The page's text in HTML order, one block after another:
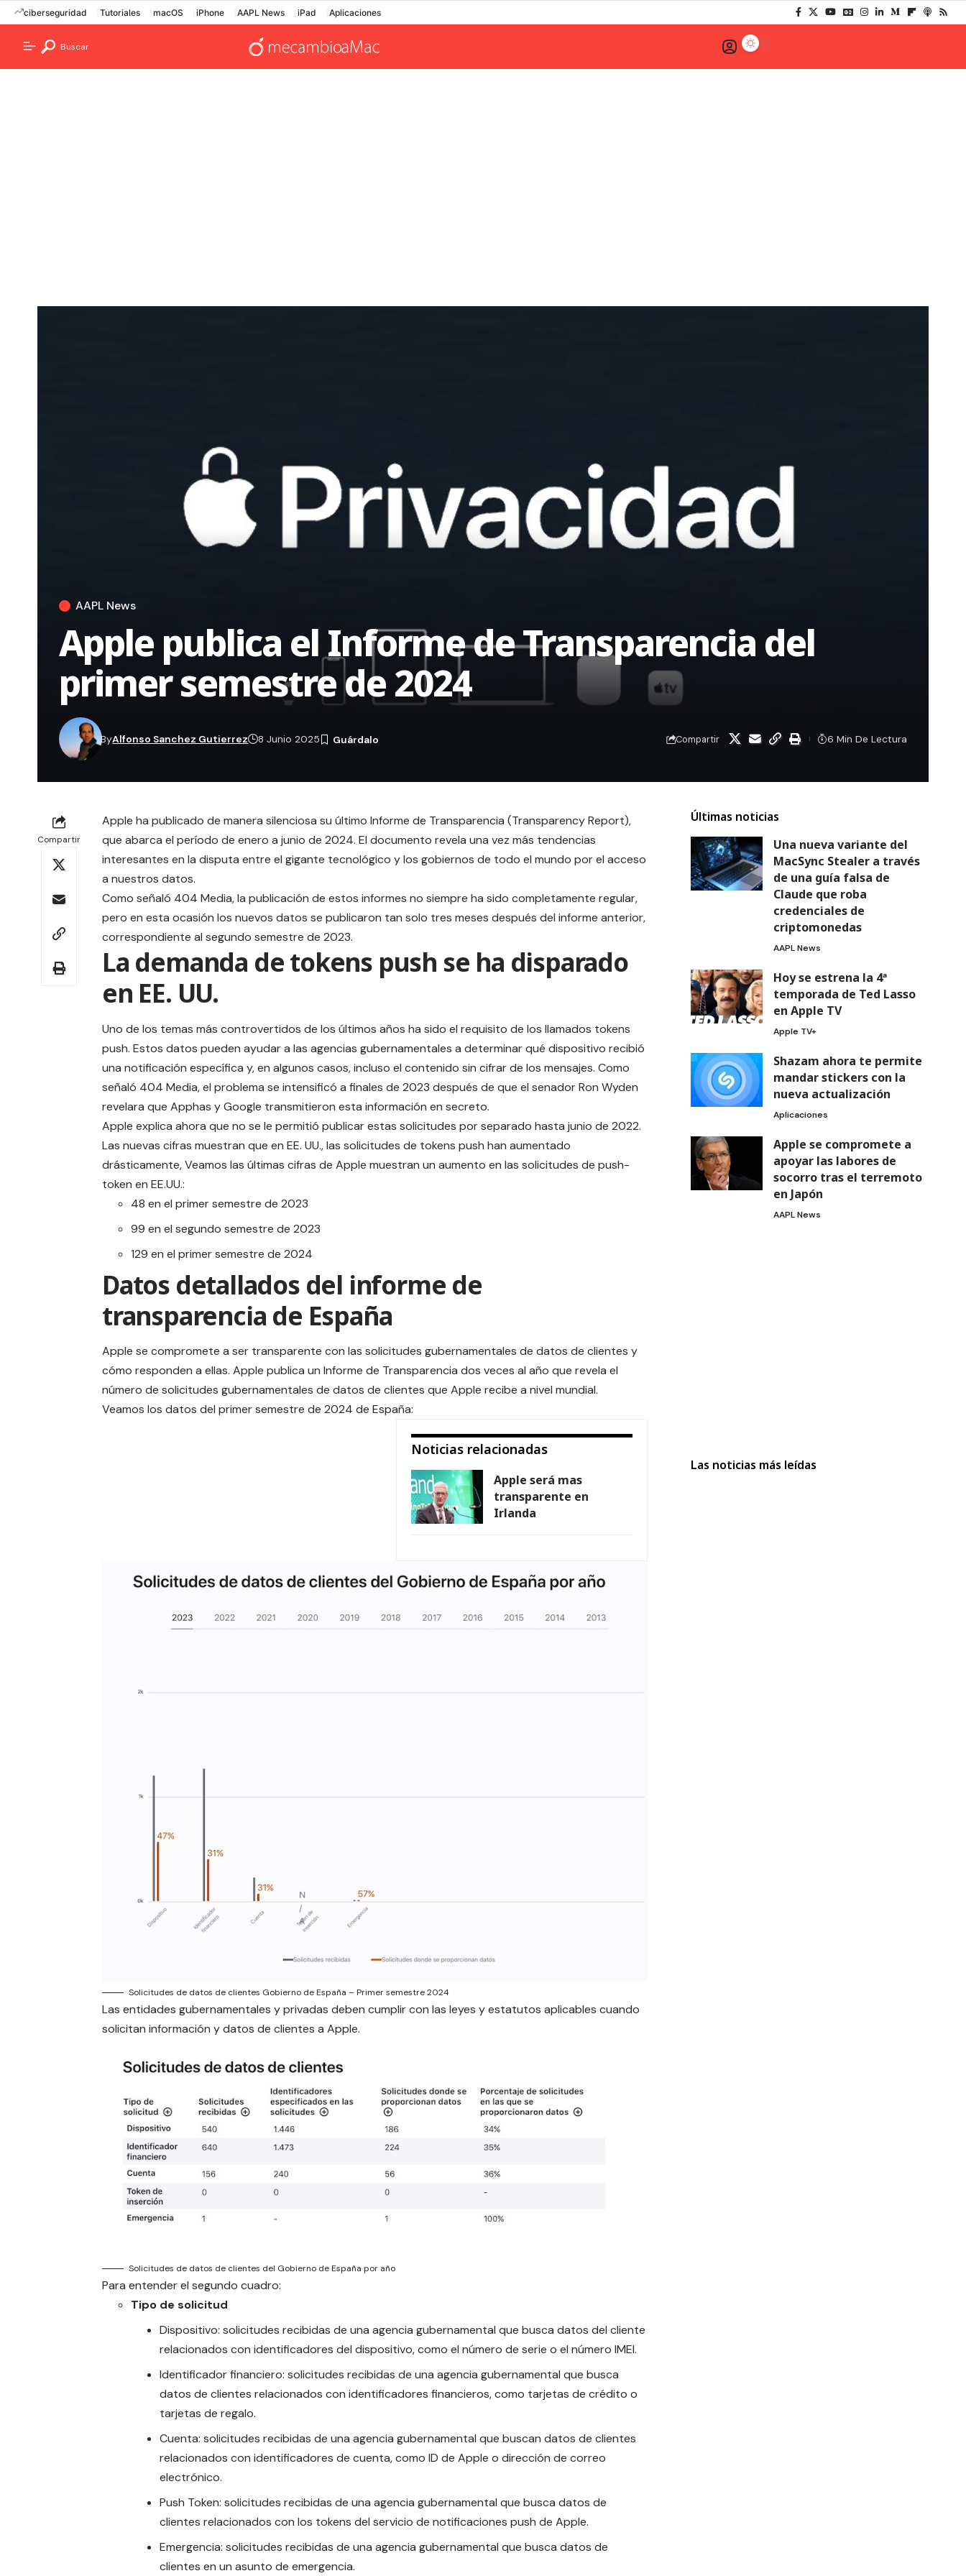
ciberseguridad Tutoriales macOS iPhone AAPL News iPad Aplicaciones
Buscar
AAPL News
Apple publica el Informe de Transparencia del
primer semestre de 2024
ByAlfonso Sanchez Gutierrez 8 Junio 2025 Compartir 6 Min De Lectura
Compartir
Apple ha publicado de manera silenciosa su último Informe de Transparencia (Transparency Report),
que abarca el período de enero a junio de 2024. El documento revela una vez más tendencias
interesantes en la disputa entre el gigante tecnológico y los gobiernos de todo el mundo por el acceso
a nuestros datos.
Como señaló 404 Media, la publicación de estos informes no siempre ha sido completamente regular,
pero en esta ocasión los nuevos datos se publicaron tan solo tres meses después del informe anterior,
correspondiente al segundo semestre de 2023.
La demanda de tokens push se ha disparado
en EE. UU.
Uno de los temas más controvertidos de los últimos años ha sido el requisito de los llamados tokens
push. Estos datos pueden ayudar a las agencias gubernamentales a determinar qué dispositivo recibió
una notificación específica y, en algunos casos, incluso el contenido sin cifrar de los mensajes. Como
señaló 404 Media, el problema se intensificó a finales de 2023 después de que el senador Ron Wyden
revelara que Apphas y Google transmitieron esta información en secreto.
Apple explica ahora que no se le permitió publicar estas solicitudes por separado hasta junio de 2022.
Las nuevas cifras muestran que en EE. UU., las solicitudes de tokens push han aumentado
drásticamente, Veamos las últimas cifras de Apple muestran un aumento en las solicitudes de push-
token en EE.UU.:
48 en el primer semestre de 2023
99 en el segundo semestre de 2023
129 en el primer semestre de 2024
Datos detallados del informe de
transparencia de España
Apple se compromete a ser transparente con las solicitudes gubernamentales de datos de clientes y
cómo responden a ellas. Apple publica un Informe de Transparencia dos veces al año que revela el
número de solicitudes gubernamentales de datos de clientes que Apple recibe a nivel mundial.
Veamos los datos del primer semestre de 2024 de España:
Noticias relacionadas
Apple será mas
transparente en
Irlanda
Solicitudes de datos de clientes Gobierno de España – Primer semestre 2024
Las entidades gubernamentales y privadas deben cumplir con las leyes y estatutos aplicables cuando
solicitan información y datos de clientes a Apple.
Solicitudes de datos de clientes del Gobierno de España por año
Para entender el segundo cuadro:
Tipo de solicitud
Dispositivo: solicitudes recibidas de una agencia gubernamental que busca datos del cliente
relacionados con identificadores del dispositivo, como el número de serie o el número IMEI.
Identificador financiero: solicitudes recibidas de una agencia gubernamental que busca
datos de clientes relacionados con identificadores financieros, como tarjetas de crédito o
tarjetas de regalo.
Cuenta: solicitudes recibidas de una agencia gubernamental que buscan datos de clientes
relacionados con identificadores de cuenta, como ID de Apple o dirección de correo
electrónico.
Push Token: solicitudes recibidas de una agencia gubernamental que busca datos de
clientes relacionados con los tokens del servicio de notificaciones push de Apple.
Emergencia: solicitudes recibidas de una agencia gubernamental que busca datos de
clientes en un asunto de emergencia.
Últimas noticias
Una nueva variante del
MacSync Stealer a través
de una guía falsa de
Claude que roba
credenciales de
criptomonedas
AAPL News
Hoy se estrena la 4ª
temporada de Ted Lasso
en Apple TV
Apple TV+
Shazam ahora te permite
mandar stickers con la
nueva actualización
Aplicaciones
Apple se compromete a
apoyar las labores de
socorro tras el terremoto
en Japón
AAPL News
Las noticias más leídas